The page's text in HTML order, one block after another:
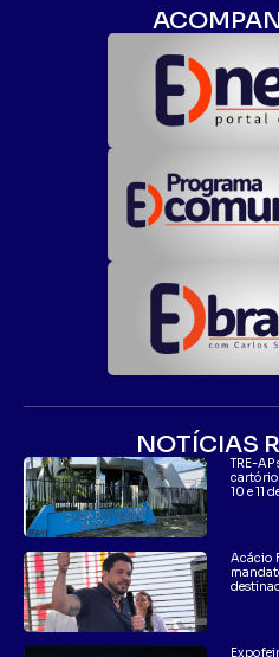
NOTÍCIAS
TRE-
10 e 11
Acácio